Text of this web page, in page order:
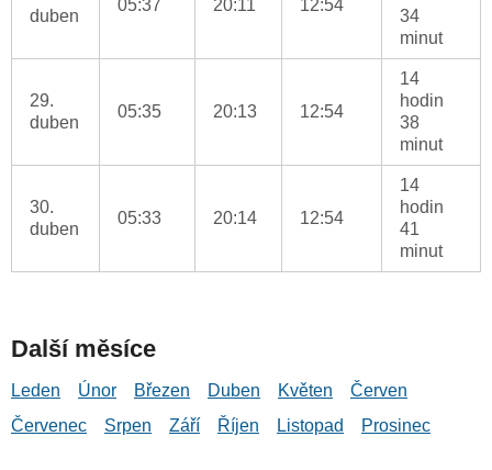
duben
05:37 20:11 12:54
34
minut
29.
duben
05:35 20:13 12:54
14
hodin
38
minut
30.
duben
05:33 20:14 12:54
14
hodin
41
minut
Další měsíce
Leden Únor Březen Duben Květen
Červen
Červenec
Srpen Září Říjen Listopad Prosinec